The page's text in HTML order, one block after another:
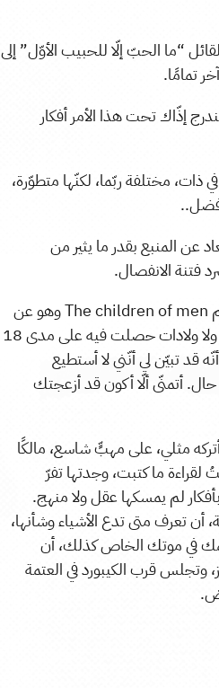
“ما الحبّ إلّا للحبيب الأوّل” إلى
تمامًا.
إذّاك تحت هذا الأمر أفكار
مختلفة ربّما، لكنّها متطوّرة،
عن المنبع بقدر ما يثير من
فتنة الانفصال.
والآن نصل إلى نقطة في غاية الأهمّيّة، والّتي تتمثّل بوضوح في فيلم The children of men وهو عن
امرأة تحبل بمولود يعتبر مخلّصًا في عالم ديستوپيّ تمزقه الحروب ولا ولادات حصلت فيه على مدى 18
قد تبيّن لي أنّني لا أستطيع
أتمنّى ألّا أكون قد أزعجتك
مثلي، على مهبٍّ شاسع، مالكًا
ما كتبت، وجدتها تفرّ
لم يمسكها عقل ولا منهج.
أن تعرف متى تدع الأشياء وشأنها،
في موتك الخاص كذلك، أن
وتجلس قرب الكيبورد في العتمة